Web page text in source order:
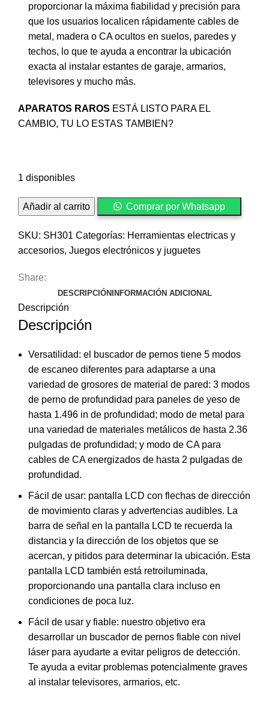
proporcionar la máxima fiabilidad y precisión para
que los usuarios localicen rápidamente cables de
metal, madera o CA ocultos en suelos, paredes y
techos, lo que te ayuda a encontrar la ubicación
exacta al instalar estantes de garaje, armarios,
televisores y mucho más.
APARATOS RAROS ESTÁ LISTO PARA EL
CAMBIO, TU LO ESTAS TAMBIEN?
1 disponibles
Escáner
de
Pared
SH301
en-
cantidad
Añadir al carrito Comprar por Whatsapp
SKU: SH301 Categorías: Herramientas electricas y
accesorios, Juegos electrónicos y juguetes
Share:
DESCRIPCIÓN INFORMACIÓN ADICIONAL
Descripción
Descripción
Versatilidad: el buscador de pernos tiene 5 modos
de escaneo diferentes para adaptarse a una
variedad de grosores de material de pared: 3 modos
de perno de profundidad para paneles de yeso de
hasta 1.496 in de profundidad; modo de metal para
una variedad de materiales metálicos de hasta 2.36
pulgadas de profundidad; y modo de CA para
cables de CA energizados de hasta 2 pulgadas de
profundidad.
Fácil de usar: pantalla LCD con flechas de dirección
de movimiento claras y advertencias audibles. La
barra de señal en la pantalla LCD te recuerda la
distancia y la dirección de los objetos que se
acercan, y pitidos para determinar la ubicación. Esta
pantalla LCD también está retroiluminada,
proporcionando una pantalla clara incluso en
condiciones de poca luz.
Fácil de usar y fiable: nuestro objetivo era
desarrollar un buscador de pernos fiable con nivel
láser para ayudarte a evitar peligros de detección.
Te ayuda a evitar problemas potencialmente graves
al instalar televisores, armarios, etc.